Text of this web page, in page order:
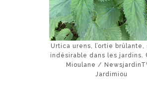
Urtica urens, l’ortie brûlante,
indésirable dans les jardins.
Mioulane /
Jardimiou